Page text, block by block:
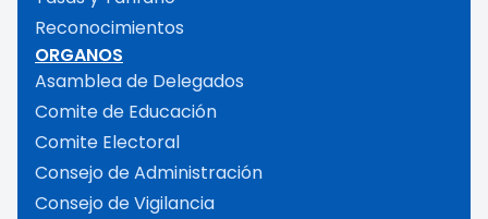
Reconocimientos
ORGANOS
Asamblea de Delegados
Comite de Educación
Comite Electoral
Consejo de Administración
Consejo de Vigilancia